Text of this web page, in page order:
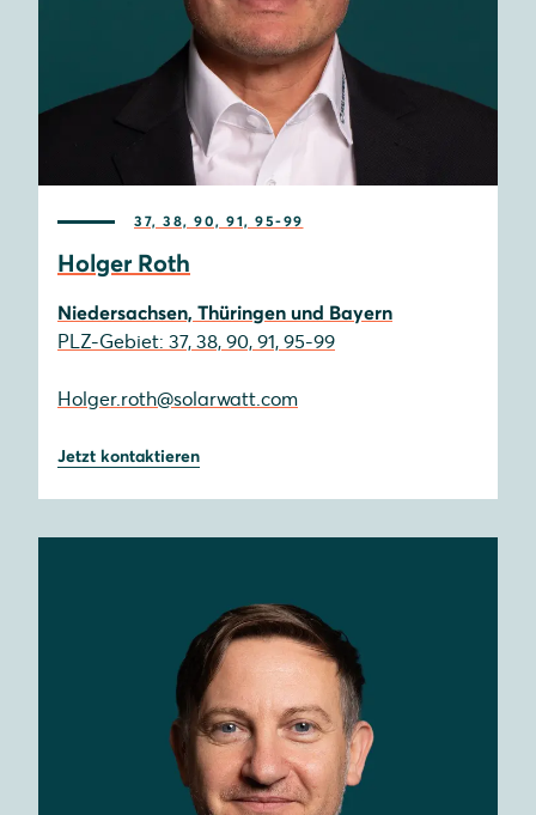
37, 38, 90, 91, 95-99
Holger Roth
Niedersachsen, Thüringen und Bayern
PLZ-Gebiet: 37, 38, 90, 91, 95-99
Holger.roth@solarwatt.com
Jetzt kontaktieren